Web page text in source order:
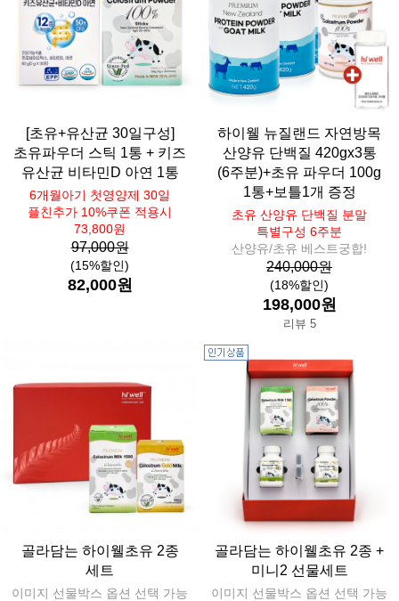
[초유+유산균 30일구성]
초유파우더 스틱 1통 + 키즈
유산균 비타민D 아연 1통
6개월아기 첫영양제 30일
플친추가 10%쿠폰 적용시
73,800원
97,000원
(15%할인)
82,000원
하이웰 뉴질랜드 자연방목
산양유 단백질 420gx3통
(6주분)+초유 파우더 100g
1통+보틀1개 증정
초유 산양유 단백질 분말
특별구성 6주분
산양유/초유 베스트궁합!
240,000원
(18%할인)
198,000원
리뷰 5
골라담는 하이웰초유 2종
세트
이미지 선물박스 옵션 선택 가능
골라담는 하이웰초유 2종 +
미니2 선물세트
이미지 선물박스 옵션 선택 가능